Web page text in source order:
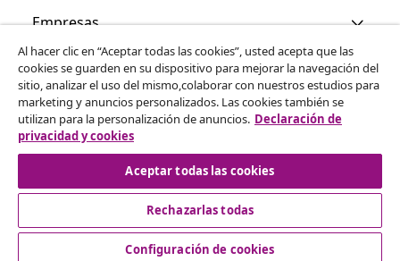
Empresas
vidaXL
Descubre mas
Al hacer clic en “Aceptar todas las cookies”, usted acepta que las
cookies se guarden en su dispositivo para mejorar la navegación del
sitio, analizar el uso del mismo,colaborar con nuestros estudios para
marketing y anuncios personalizados. Las cookies también se
utilizan para la personalización de anuncios. Declaración de
privacidad y cookies
Aceptar todas las cookies
Rechazarlas todas
Configuración de cookies